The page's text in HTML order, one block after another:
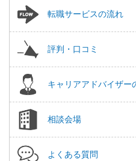
転職サービスの流れ
評判・口コミ
キャリアアドバイザー
相談会場
よくある質問